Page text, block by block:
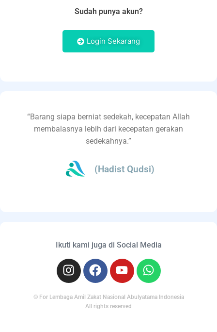
Sudah punya akun?
Login Sekarang
“Barang siapa berniat sedekah, kecepatan Allah
membalasnya lebih dari kecepatan gerakan
sedekahnya.”
(Hadist Qudsi)
Ikuti kami juga di Social Media
© For Lembaga Amil Zakat Nasional Abulyatama Indonesia
All rights reserved